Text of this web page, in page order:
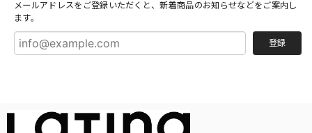
メールアドレスをご登録いただくと、新着商品のお知らせなどをご案内し
ます。
登録